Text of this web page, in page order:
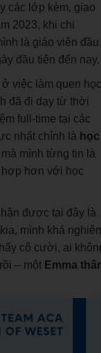
các lớp kèm, giao
2023, khi chi
là giáo viên đầu
đầu tiên đến nay.
việc làm quen học
đã đi dạy từ thời
full-time tại các
nhất chính là học
mình từng tin là
hợp hơn với học
được tại đây là
mình khá
cô cười, ai
– một Emma